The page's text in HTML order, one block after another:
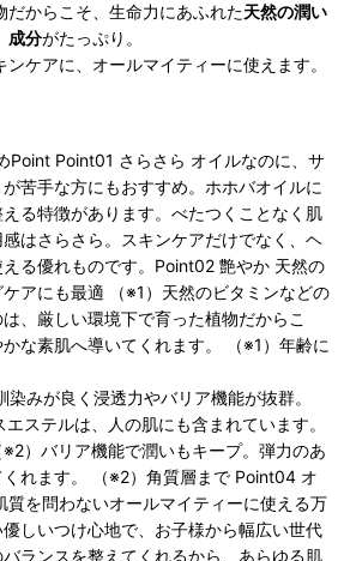
だからこそ、生命力にあふれた天然の潤い
成分がたっぷり。
ケアに、オールマイティーに使えます。